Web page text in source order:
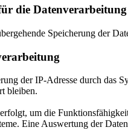
die Datenverarbeitung
Speicherung der
der IP-Adresse durch das
bleiben.
um die
Eine Auswertung der